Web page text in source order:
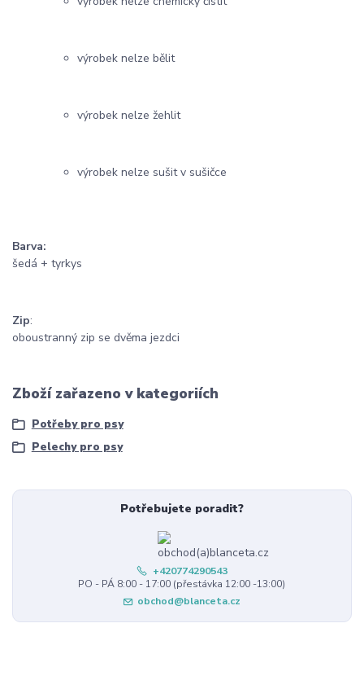
výrobek nelze bělit
výrobek nelze žehlit
výrobek nelze sušit v sušičce
Barva:
šedá + tyrkys
Zip:
oboustranný zip se dvěma jezdci
Zboží zařazeno v kategoriích
Potřeby pro psy
Pelechy pro psy
Potřebujete poradit?
+420774290543
PO - PÁ 8:00 - 17:00 (přestávka 12:00 -13:00)
obchod@blanceta.cz